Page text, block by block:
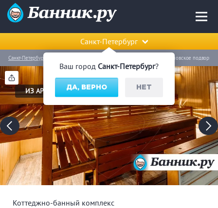
Ваш город Санкт-Петербург?
ДА, ВЕРНО НЕТ
Санкт-Петербург
ИЗ АРХИВА
Санкт-Петербург Коттеджно-банный комплекс «Шуваловское подворье»
Коттеджно-банный комплекс